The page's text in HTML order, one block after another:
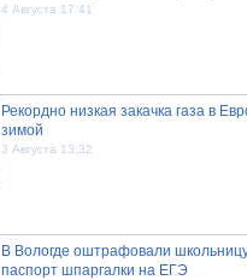
4 Августа 17:41
Рекордно низкая закачка газа в
зимой
3 Августа 13:32
В Вологде оштрафовали
паспорт шпаргалки на ЕГЭ